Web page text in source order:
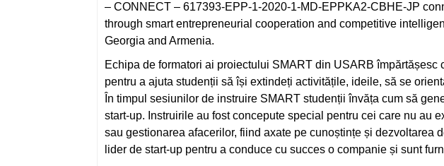
– CONNECT – 617393-EPP-1-2020-1-MD-EPPKA2-CBHE-JP
through smart entrepreneurial cooperation and competitive
Georgia and Armenia.
Echipa de formatori ai proiectului SMART din USARB împărtășesc
pentru a ajuta studenții să își extindeți activitățile, ideile, să se
În timpul sesiunilor de instruire SMART studenții învăța cum să
start-up. Instruirile au fost concepute special pentru cei care nu au
sau gestionarea afacerilor, fiind axate pe cunoștințe și dezvoltarea
lider de start-up pentru a conduce cu succes o companie și sunt